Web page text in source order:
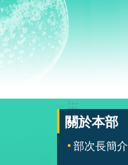
:::
關於本部
部次長簡介